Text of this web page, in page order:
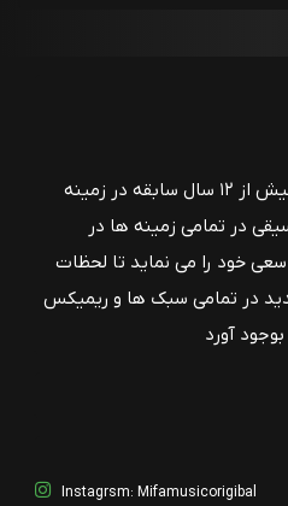
01 - Deyar (Disco
واریوس آرتیست
سایت و گروه میفا موزیک با بیش از ۱۲ سال سابقه در زمینه
در تمامی زمینه ها در
خود را می نماید تا لحظات
در تمامی سبک ها و ریمیکس
آورد
Instagrsm: Mifamusicorigibal